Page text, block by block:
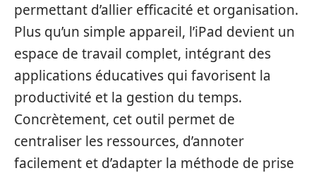
permettant d’allier efficacité et organisation.
Plus qu’un simple appareil, l’iPad devient un
espace de travail complet, intégrant des
applications éducatives qui favorisent la
productivité et la gestion du temps.
Concrètement, cet outil permet de
centraliser les ressources, d’annoter
facilement et d’adapter la méthode de prise